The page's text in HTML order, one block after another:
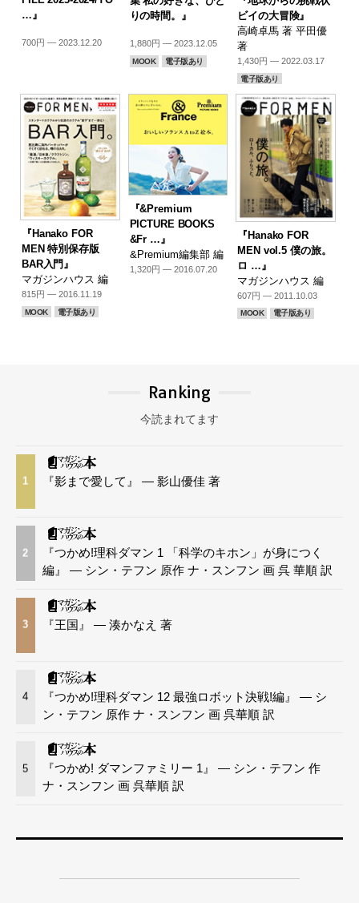
…』
700円 — 2023.12.20
りの時間。』
1,880円 — 2023.12.05
MOOK 電子版あり
ビイの大冒険』
高崎卓馬 著 平田優
著
1,430円 — 2022.03.17
電子版あり
『Hanako FOR
MEN 特別保存版
BAR入門』
マガジンハウス 編
815円 — 2016.11.19
MOOK 電子版あり
『&Premium
PICTURE BOOKS
&Fr …』
&Premium編集部 編
1,320円 — 2016.07.20
『Hanako FOR
MEN vol.5 僕の旅。
ロ …』
マガジンハウス 編
607円 — 2011.10.03
MOOK 電子版あり
Ranking
今読まれてます
1 『影まで愛して』 — 影山優佳 著
2
『つかめ!理科ダマン 1 「科学のキホン」が身につく
編』 — シン・テフン 原作 ナ・スンフン 画 呉 華順 訳
3 『王国』 — 湊かなえ 著
4
『つかめ!理科ダマン 12 最強ロボット決戦!編』 — シ
ン・テフン 原作 ナ・スンフン 画 呉華順 訳
5
『つかめ! ダマンファミリー 1』 — シン・テフン 作
ナ・スンフン 画 呉華順 訳